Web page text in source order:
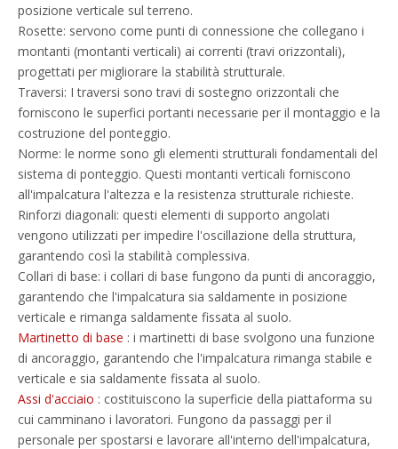
posizione verticale sul terreno.
Rosette: servono come punti di connessione che collegano i
montanti (montanti verticali) ai correnti (travi orizzontali),
progettati per migliorare la stabilità strutturale.
Traversi: I traversi sono travi di sostegno orizzontali che
forniscono le superfici portanti necessarie per il montaggio e la
costruzione del ponteggio.
Norme: le norme sono gli elementi strutturali fondamentali del
sistema di ponteggio. Questi montanti verticali forniscono
all'impalcatura l'altezza e la resistenza strutturale richieste.
Rinforzi diagonali: questi elementi di supporto angolati
vengono utilizzati per impedire l'oscillazione della struttura,
garantendo così la stabilità complessiva.
Collari di base: i collari di base fungono da punti di ancoraggio,
garantendo che l'impalcatura sia saldamente in posizione
verticale e rimanga saldamente fissata al suolo.
Martinetto di base : i martinetti di base svolgono una funzione
di ancoraggio, garantendo che l'impalcatura rimanga stabile e
verticale e sia saldamente fissata al suolo.
Assi d'acciaio : costituiscono la superficie della piattaforma su
cui camminano i lavoratori. Fungono da passaggi per il
personale per spostarsi e lavorare all'interno dell'impalcatura,